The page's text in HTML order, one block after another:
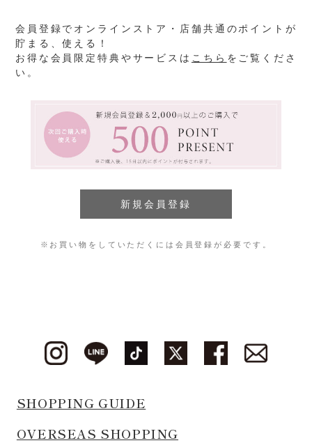
会員登録でオンラインストア・店舗共通のポイントが
貯まる、使える！
お得な会員限定特典やサービスは こちら をご覧くださ
い。
※お買い物をしていただくには会員登録が必要です。
SHOPPING GUIDE
OVERSEAS SHOPPING